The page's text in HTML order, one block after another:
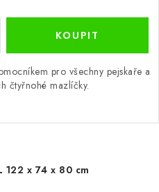
pro všechny pejskaře a
čtyřnohé mazlíčky.
122 x 74 x 80 cm